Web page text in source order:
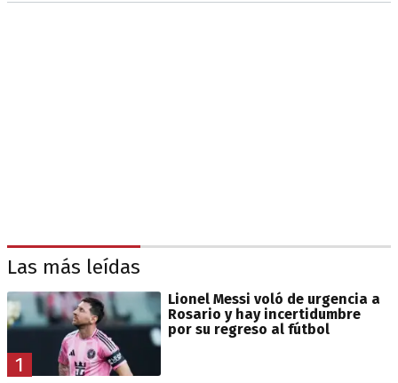
Las más leídas
1
Lionel Messi voló de urgencia a
Rosario y hay incertidumbre
por su regreso al fútbol